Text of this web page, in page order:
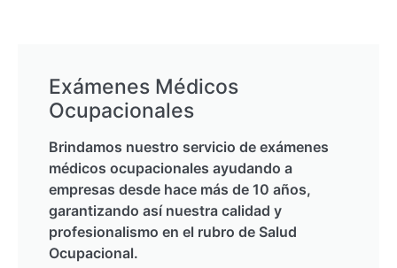
Exámenes Médicos
Ocupacionales
Brindamos nuestro servicio de exámenes
médicos ocupacionales ayudando a
empresas desde hace más de 10 años,
garantizando así nuestra calidad y
profesionalismo en el rubro de Salud
Ocupacional.